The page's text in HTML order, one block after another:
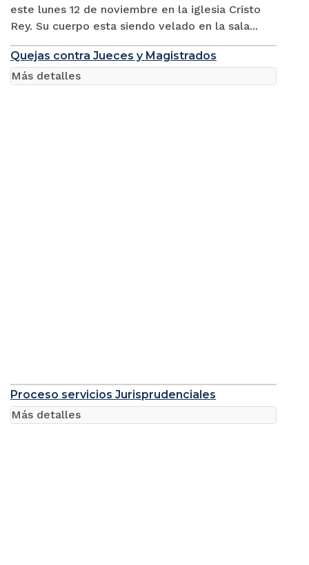
este lunes 12 de noviembre en la iglesia Cristo
Rey. Su cuerpo esta siendo velado en la sala...
Quejas contra Jueces y Magistrados
Más detalles
Proceso servicios Jurisprudenciales
Más detalles